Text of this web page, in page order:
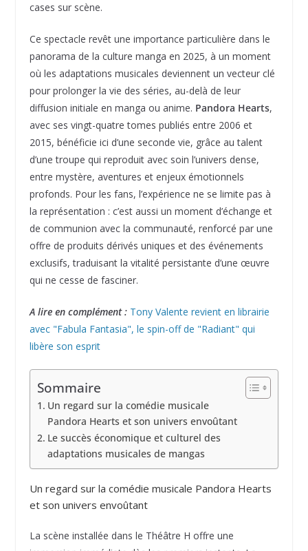
cases sur scène.
Ce spectacle revêt une importance particulière dans le
panorama de la culture manga en 2025, à un moment
où les adaptations musicales deviennent un vecteur clé
pour prolonger la vie des séries, au-delà de leur
diffusion initiale en manga ou anime. Pandora Hearts,
avec ses vingt-quatre tomes publiés entre 2006 et
2015, bénéficie ici d’une seconde vie, grâce au talent
d’une troupe qui reproduit avec soin l’univers dense,
entre mystère, aventures et enjeux émotionnels
profonds. Pour les fans, l’expérience ne se limite pas à
la représentation : c’est aussi un moment d’échange et
de communion avec la communauté, renforcé par une
offre de produits dérivés uniques et des événements
exclusifs, traduisant la vitalité persistante d’une œuvre
qui ne cesse de fasciner.
A lire en complément : Tony Valente revient en librairie
avec "Fabula Fantasia", le spin-off de "Radiant" qui
libère son esprit
Sommaire
Un regard sur la comédie musicale
Pandora Hearts et son univers envoûtant
Le succès économique et culturel des
adaptations musicales de mangas
Un regard sur la comédie musicale Pandora Hearts
et son univers envoûtant
La scène installée dans le Théâtre H offre une